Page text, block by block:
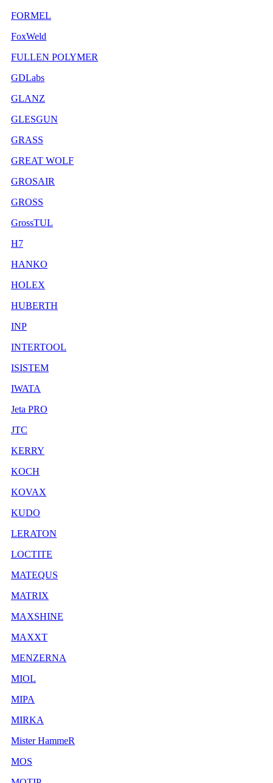
FORMEL
FoxWeld
FULLEN POLYMER
GDLabs
GLANZ
GLESGUN
GRASS
GREAT WOLF
GROSAIR
GROSS
GrossTUL
H7
HANKO
HOLEX
HUBERTH
INP
INTERTOOL
ISISTEM
IWATA
Jeta PRO
JTC
KERRY
KOCH
KOVAX
KUDO
LERATON
LOCTITE
MATEQUS
MATRIX
MAXSHINE
MAXXT
MENZERNA
MIOL
MIPA
MIRKA
Mister HammeR
MOS